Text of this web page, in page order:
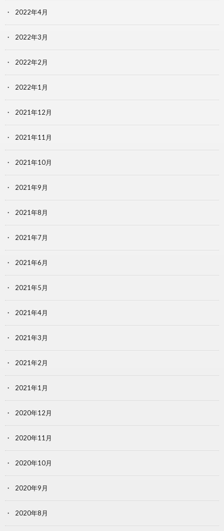
2022年4月
2022年3月
2022年2月
2022年1月
2021年12月
2021年11月
2021年10月
2021年9月
2021年8月
2021年7月
2021年6月
2021年5月
2021年4月
2021年3月
2021年2月
2021年1月
2020年12月
2020年11月
2020年10月
2020年9月
2020年8月